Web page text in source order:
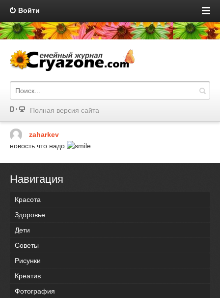
Войти
Полная версия сайта
zaharkev
новость что надо
Навигация
Красота
Здоровье
Дети
Советы
Рисунки
Креатив
Фотография